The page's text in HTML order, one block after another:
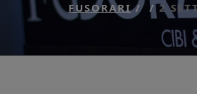
FUSORARI/ /2